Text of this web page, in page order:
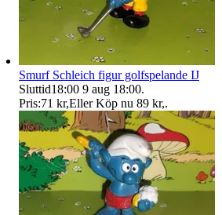
Smurf Schleich figur golfspelande IJ
Sluttid18:00 9 aug 18:00.
Pris:71 kr,Eller Köp nu 89 kr,.